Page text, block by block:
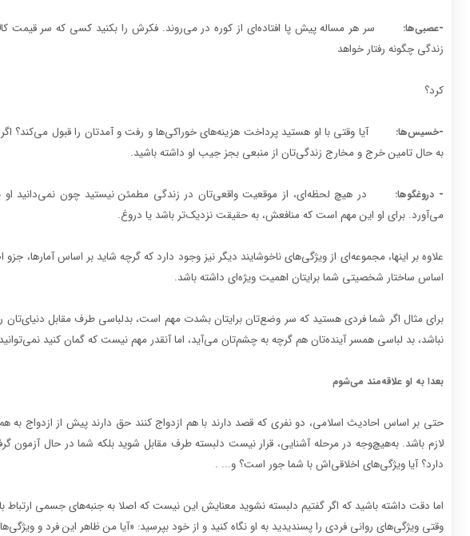
-عصبی‌ها:
سر هر مساله پیش پا افتاده‌ای از کوره در می‌روند. فکرش را بکنید کسی که سر قیمت
زندگی چگونه رفتار خواهد
کرد‌؟
-خسیس‌ها:
آیا وقتی با او هستید پرداخت هزینه‌های خوراکی‌ها و رفت و آمدتان را قبول
به حال تامین خرج و مخارج زندگی‌تان از منبعی بجز جیب او داشته باشید.
- دروغگوها:
در هیچ لحظه‌ای، از موقعیت واقعی‌تان در زندگی مطمئن نیستید چون نمی‌دانید
می‌آورد. برای او این مهم است که منافعش، به حقیقت نزدیک‌تر باشد یا دروغ.
علاوه بر اینها، مجموعه‌ای از ویژگی‌های ناخوشایند دیگر نیز وجود دارد که گرچه شاید بر اساس
اساس ساختار شخصیتی شما برایتان اهمیت ویژه‌ای داشته باشد.
برای مثال اگر شما فردی هستید که سر وضع‌تان برایتان بشدت مهم است، بدلباسی طرف مقابل دنیای‌تان
نباشد، بد لباسی همسر آینده‌تان هم گرچه به چشم‌تان می‌آید، اما آنقدر مهم نیست که گمان کنید
بعدا به او علاقه‌مند می‌شوم
حتی بر اساس احادیث اسلامی، دو نفری که قصد دارند با هم ازدواج کنند حق دارند پیش از ازدواج به
لازم باشد. به‌هیچ‌وجه در مرحله آشنایی، قرار نیست دلبسته طرف مقابل شوید بلکه شما در حال آزمون
دارد؟ آیا ویژگی‌های اخلاقی‌اش با شما جور است؟ و... .
اما دقت داشته باشید که اگر گفتیم دلبسته نشوید معنایش این نیست که اصلا به جنبه‌های جسمی ارتباط
وقتی ویژگی‌های روانی فردی را پسندیدید به او نگاه کنید و از خود بپرسید: «آیا من ظاهر این فرد و